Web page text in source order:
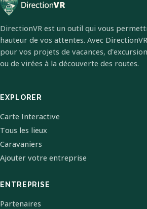
DirectionVR est un outil qui vous
hauteur de vos attentes. Avec
pour vos projets de vacances,
ou de virées à la découverte des routes.
EXPLORER
Carte Interactive
Tous les lieux
Caravaniers
Ajouter votre entreprise
ENTREPRISE
Partenaires